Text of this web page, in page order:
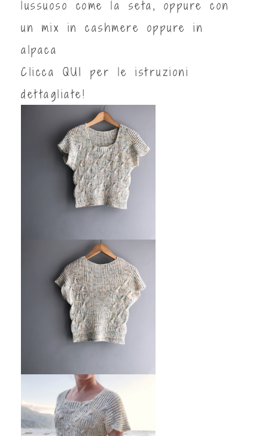
lussuoso come la seta, oppure con
un mix in cashmere oppure in
alpaca
Clicca QUI
per le istruzioni
dettagliate!